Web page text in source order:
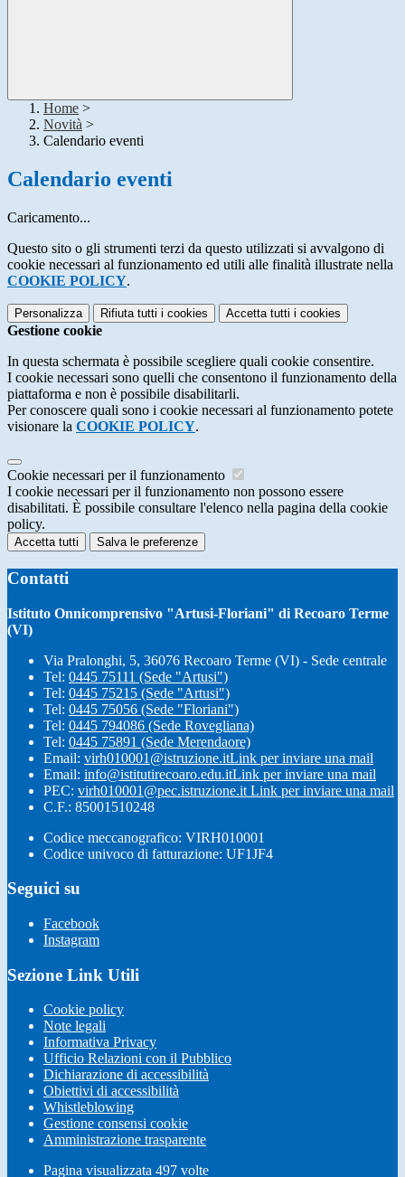
Home >
Novità >
Calendario eventi
Calendario eventi
Caricamento...
Questo sito o gli strumenti terzi da questo utilizzati si avvalgono di
cookie necessari al funzionamento ed utili alle finalità illustrate nella
COOKIE POLICY.
Personalizza Rifiuta tutti i cookies Accetta tutti i cookies
Gestione cookie
In questa schermata è possibile scegliere quali cookie consentire.
I cookie necessari sono quelli che consentono il funzionamento della
piattaforma e non è possibile disabilitarli.
Per conoscere quali sono i cookie necessari al funzionamento potete
visionare la COOKIE POLICY.
Cookie necessari per il funzionamento
I cookie necessari per il funzionamento non possono essere
disabilitati. È possibile consultare l'elenco nella pagina della cookie
policy.
Accetta tutti Salva le preferenze
Contatti
Istituto Onnicomprensivo "Artusi-Floriani" di Recoaro Terme
(VI)
Via Pralonghi, 5, 36076 Recoaro Terme (VI) - Sede centrale
Tel: 0445 75111 (Sede "Artusi")
Tel: 0445 75215 (Sede "Artusi")
Tel: 0445 75056 (Sede "Floriani")
Tel: 0445 794086 (Sede Rovegliana)
Tel: 0445 75891 (Sede Merendaore)
Email: virh010001@istruzione.itLink per inviare una mail
Email: info@istitutirecoaro.edu.itLink per inviare una mail
PEC: virh010001@pec.istruzione.it Link per inviare una mail
C.F.: 85001510248
Codice meccanografico: VIRH010001
Codice univoco di fatturazione: UF1JF4
Seguici su
Facebook
Instagram
Sezione Link Utili
Cookie policy
Note legali
Informativa Privacy
Ufficio Relazioni con il Pubblico
Dichiarazione di accessibilità
Obiettivi di accessibilità
Whistleblowing
Gestione consensi cookie
Amministrazione trasparente
Pagina visualizzata 497 volte